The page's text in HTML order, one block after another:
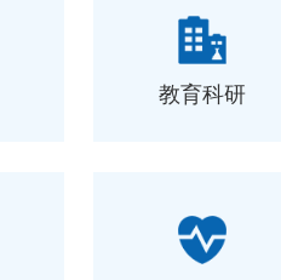
教育科研